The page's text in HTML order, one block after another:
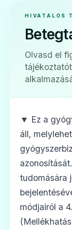
HIVATALOS
Olvasd el
▼ Ez a
áll,
tudomására
módjairól a